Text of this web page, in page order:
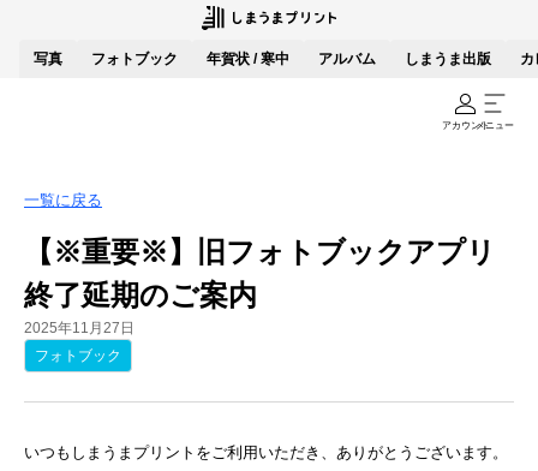
写真 フォトブック 年賀状 / 寒中 アルバム しまうま出版 カ
アカウントメニュー
一覧に戻る
【※重要※】旧フォトブックアプリ
終了延期の​ご案内
2025年11月27日
フォトブック
いつもしま​うまプリントを​ご利用いただき、​ありがとう​ございます。​